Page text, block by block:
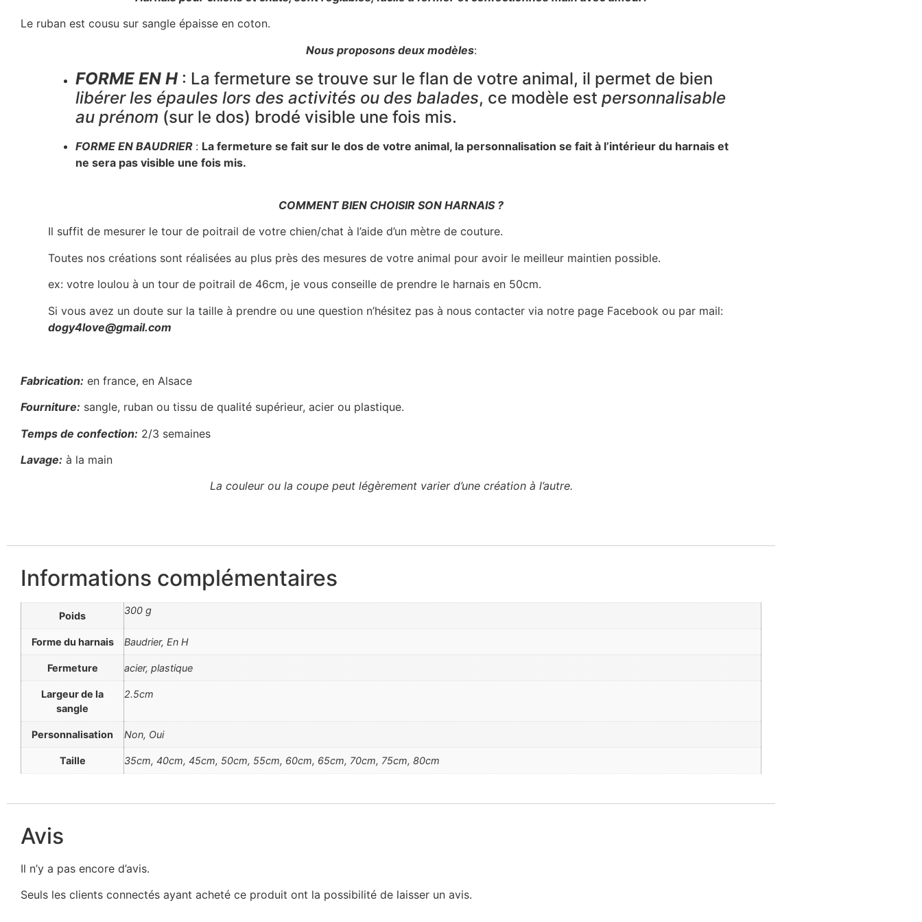
Le ruban est cousu sur sangle épaisse en coton.
Nous proposons deux modèles:
FORME EN H : La fermeture se trouve sur le flan de votre animal, il permet de bien
libérerles épaules lors des activités ou des balades, ce modèle est personnalisable
au prénom (sur le dos) brodé visible une fois mis.
FORME EN BAUDRIER : La fermeture se fait sur le dos de votre animal, la personnalisation se fait à l’intérieur du harnais et
ne sera pas visible une fois mis.
COMMENT BIEN CHOISIR SON HARNAIS ?
Il suffit de mesurer le tour de poitrail de votre chien/chat à l’aide d’un mètre de couture.
Toutes nos créations sont réalisées au plus près des mesures de votre animal pour avoir le meilleur maintien possible.
ex: votre loulou à un tour de poitrail de 46cm, je vous conseille de prendre le harnais en 50cm.
Si vous avez un doute sur la taille à prendre ou une question n’hésitez pas à nous contacter via notre page Facebook ou par mail:
dogy4love@gmail.com
Fabrication: en france, en Alsace
Fourniture: sangle, ruban ou tissu de qualité supérieur, acier ou plastique.
Temps de confection: 2/3 semaines
Lavage: à la main
La couleur ou la coupe peut légèrement varier d’une création à l’autre.
Informations complémentaires
Poids 300 g
Forme du harnais Baudrier, En H
Fermeture acier, plastique
Largeur de la
sangle
2.5cm
Personnalisation Non, Oui
Taille 35cm, 40cm, 45cm, 50cm, 55cm, 60cm, 65cm, 70cm, 75cm, 80cm
Avis
Il n’y a pas encore d’avis.
Seuls les clients connectés ayant acheté ce produit ont la possibilité de laisser un avis.